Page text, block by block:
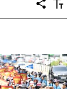
공
유
텍
스